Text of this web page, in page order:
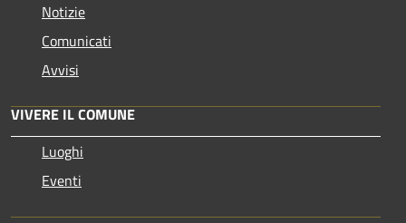
Notizie
Comunicati
Avvisi
VIVERE IL COMUNE
Luoghi
Eventi